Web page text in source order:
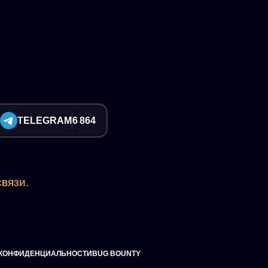
TELEGRAM6 864
BUG BOUNTY